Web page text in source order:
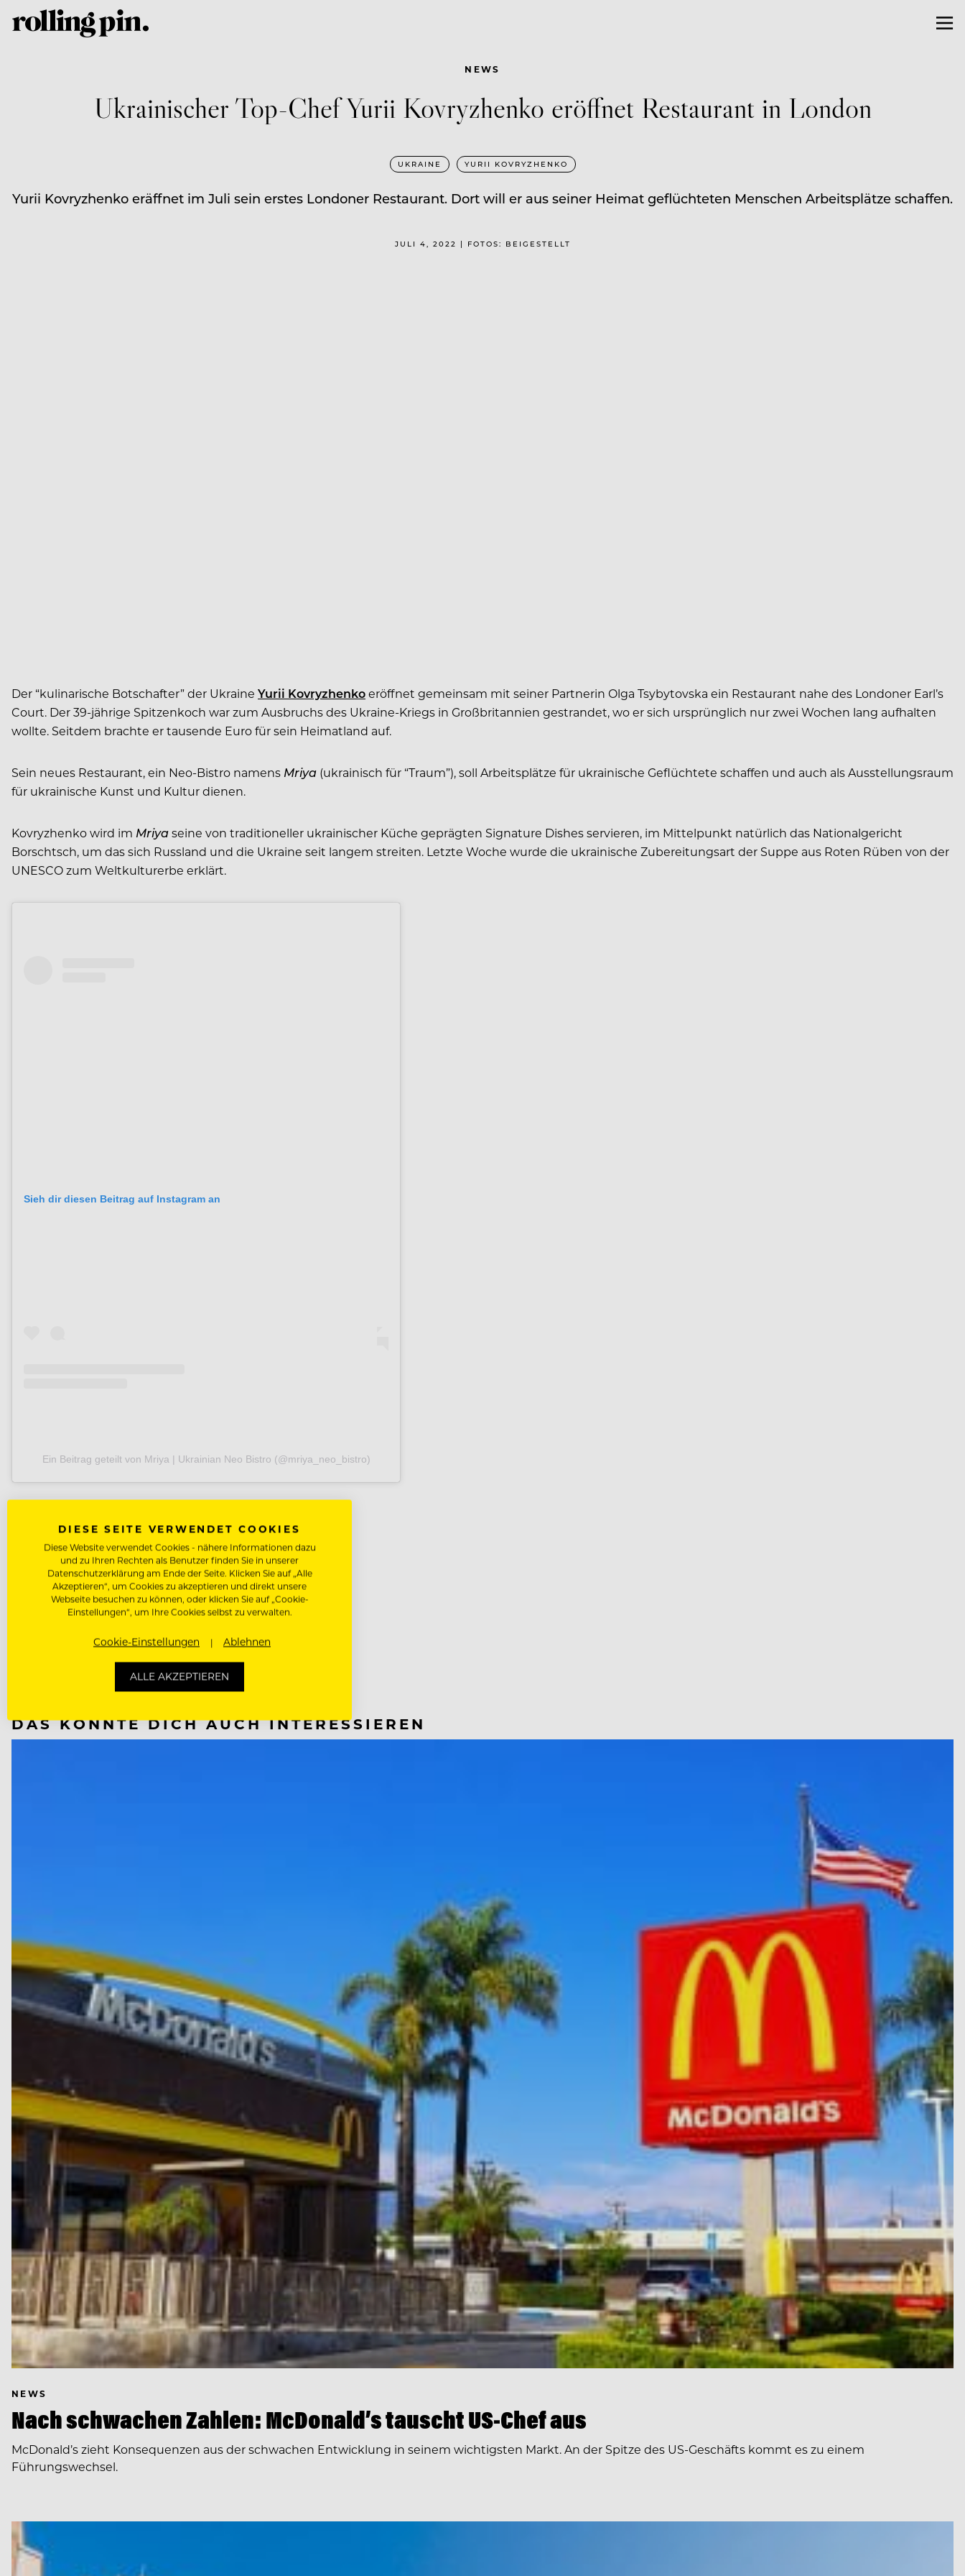
NEWS
Ukrainischer Top-Chef Yurii Kovryzhenko eröffnet Restaurant in London
UKRAINE YURII KOVRYZHENKO
Yurii Kovryzhenko eräffnet im Juli sein erstes Londoner Restaurant. Dort will er aus seiner Heimat geflüchteten Menschen Arbeitsplätze schaffen.
JULI 4, 2022 | FOTOS: BEIGESTELLT
Der “kulinarische Botschafter” der Ukraine Yurii Kovryzhenkoeröffnet gemeinsam mit seiner Partnerin Olga Tsybytovska ein Restaurant nahe des Londoner Earl’s
Court. Der 39-jährige Spitzenkoch war zum Ausbruchs des Ukraine-Kriegs in Großbritannien gestrandet, wo er sich ursprünglich nur zwei Wochen lang aufhalten
wollte. Seitdem brachte er tausende Euro für sein Heimatland auf.
Sein neues Restaurant, ein Neo-Bistro namens Mriya (ukrainisch für “Traum”), soll Arbeitsplätze für ukrainische Geflüchtete schaffen und auch als Ausstellungsraum
für ukrainische Kunst und Kultur dienen.
Kovryzhenko wird im Mriyaseine von traditioneller ukrainischer Küche geprägten Signature Dishes servieren, im Mittelpunkt natürlich das Nationalgericht
Borschtsch, um das sich Russland und die Ukraine seit langem streiten. Letzte Woche wurde die ukrainische Zubereitungsart der Suppe aus Roten Rüben von der
UNESCO zum Weltkulturerbe erklärt.
Sieh dir diesen Beitrag auf Instagram an
Ein Beitrag geteilt von Mriya | Ukrainian Neo Bistro (@mriya_neo_bistro)
UKRAINE YURII KOVRYZHENKO
NÄCHSTER ARTIKEL
VORHERIGER ARTIKEL
DAS KÖNNTE DICH AUCH INTERESSIEREN
NEWS
Nach schwachen Zahlen: McDonald’s tauscht US-Chef aus
McDonald’s zieht Konsequenzen aus der schwachen Entwicklung in seinem wichtigsten Markt. An der Spitze des US-Geschäfts kommt es zu einem
Führungswechsel.
DIESE SEITE VERWENDET COOKIES
Diese Website verwendet Cookies - nähere Informationen dazu
und zu Ihren Rechten als Benutzer finden Sie in unserer
Datenschutzerklärung am Ende der Seite. Klicken Sie auf „Alle
Akzeptieren“, um Cookies zu akzeptieren und direkt unsere
Webseite besuchen zu können, oder klicken Sie auf „Cookie-
Einstellungen“, um Ihre Cookies selbst zu verwalten.
Cookie-Einstellungen Ablehnen
ALLE AKZEPTIEREN